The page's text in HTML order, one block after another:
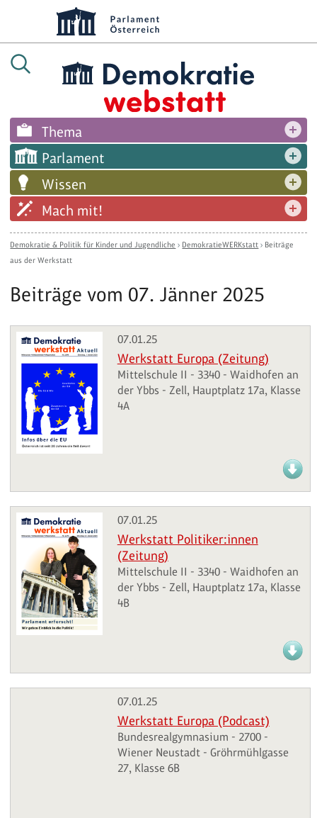
Thema
Parlament
Wissen
Mach mit!
Demokratie & Politik für Kinder und Jugendliche › DemokratieWERKstatt › Beiträge
aus der Werkstatt
Beiträge vom 07. Jänner 2025
07.01.25
Werkstatt Europa (Zeitung)
Mittelschule II - 3340 - Waidhofen an
der Ybbs - Zell, Hauptplatz 17a, Klasse
4A
07.01.25
Werkstatt Politiker:innen
(Zeitung)
Mittelschule II - 3340 - Waidhofen an
der Ybbs - Zell, Hauptplatz 17a, Klasse
4B
07.01.25
Werkstatt Europa (Podcast)
Bundesrealgymnasium - 2700 -
Wiener Neustadt - Gröhrmühlgasse
27, Klasse 6B